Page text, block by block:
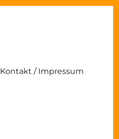
Kontakt / Impressum